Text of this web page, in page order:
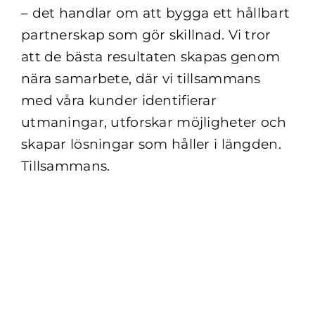
– det handlar om att bygga ett hållbart
partnerskap som gör skillnad. Vi tror
att de bästa resultaten skapas genom
nära samarbete, där vi tillsammans
med våra kunder identifierar
utmaningar, utforskar möjligheter och
skapar lösningar som håller i längden.
Tillsammans.